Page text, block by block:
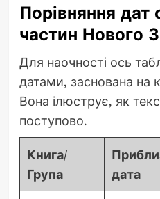
Порівняння дат
частин Нового
Для наочності ось
датами, заснована на
Вона ілюструє, як
поступово.
Книга/
Група
дата